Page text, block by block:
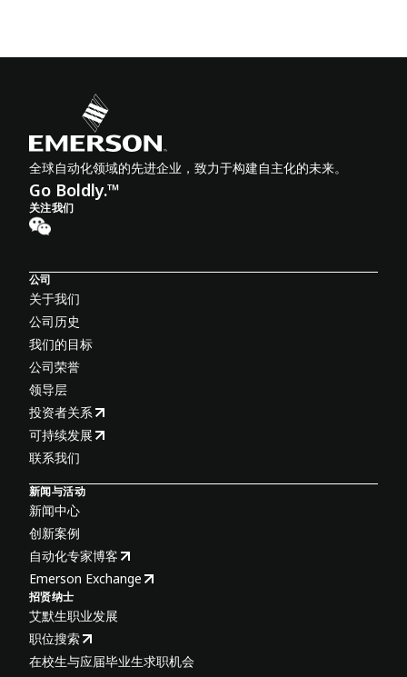
全球自动化领域的先进企业，致力于构建自主化的未来。
Go Boldly.™
关注我们
公司
关于我们
公司历史
我们的目标
公司荣誉
领导层
投资者关系
可持续发展
联系我们
新闻与活动
新闻中心
创新案例
自动化专家博客
Emerson Exchange
招贤纳士
艾默生职业发展
职位搜索
在校生与应届毕业生求职机会